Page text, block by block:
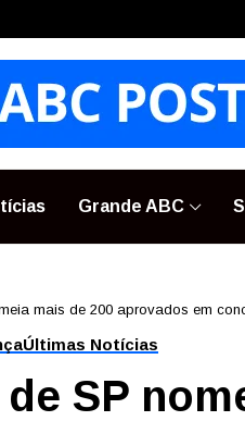
Grande ABC
mais de 200 aprovados em
Últimas Notícias
SP